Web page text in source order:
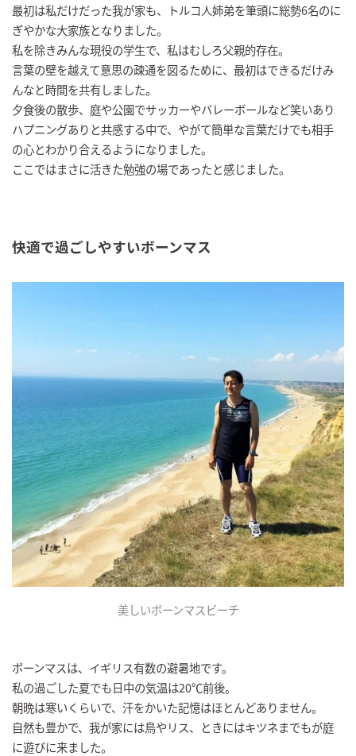
最初は私だけだった我が家も、トルコ人姉弟を筆頭に総勢6名のに
ぎやかな大家族となりました。
私を除きみんな現役の学生で、私はむしろ父親的存在。
言葉の壁を越えて意思の疎通を図るために、最初はできるだけみ
んなと時間を共有しました。
夕食後の散歩、庭や公園でサッカーやバレーボールなど笑いあり
ハプニングありと共感する中で、やがて簡単な言葉だけでも相手
の心とわかり合えるようになりました。
ここではまさに活きた勉強の場であったと感じました。
快適で過ごしやすいボーンマス
美しいボーンマスビーチ
ボーンマスは、イギリス有数の避暑地です。
私の過ごした夏でも日中の気温は20℃前後。
朝晩は寒いくらいで、汗をかいた記憶はほとんどありません。
自然も豊かで、我が家には鳥やリス、ときにはキツネまでもが庭
に遊びに来ました。